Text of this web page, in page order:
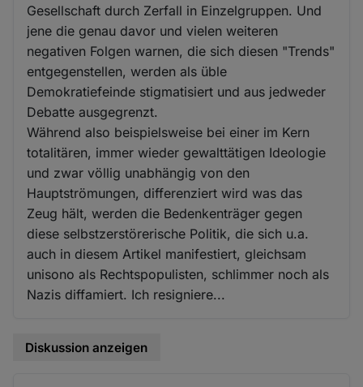
Gesellschaft durch Zerfall in Einzelgruppen. Und
jene die genau davor und vielen weiteren
negativen Folgen warnen, die sich diesen "Trends"
entgegenstellen, werden als üble
Demokratiefeinde stigmatisiert und aus jedweder
Debatte ausgegrenzt.
Während also beispielsweise bei einer im Kern
totalitären, immer wieder gewalttätigen Ideologie
und zwar völlig unabhängig von den
Hauptströmungen, differenziert wird was das
Zeug hält, werden die Bedenkenträger gegen
diese selbstzerstörerische Politik, die sich u.a.
auch in diesem Artikel manifestiert, gleichsam
unisono als Rechtspopulisten, schlimmer noch als
Nazis diffamiert. Ich resigniere...
Diskussion anzeigen